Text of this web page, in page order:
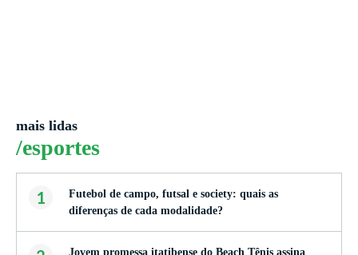
mais lidas
/esportes
1
Futebol de campo, futsal e society: quais as
diferenças de cada modalidade?
Jovem promessa itatibense do Beach Tênis assina